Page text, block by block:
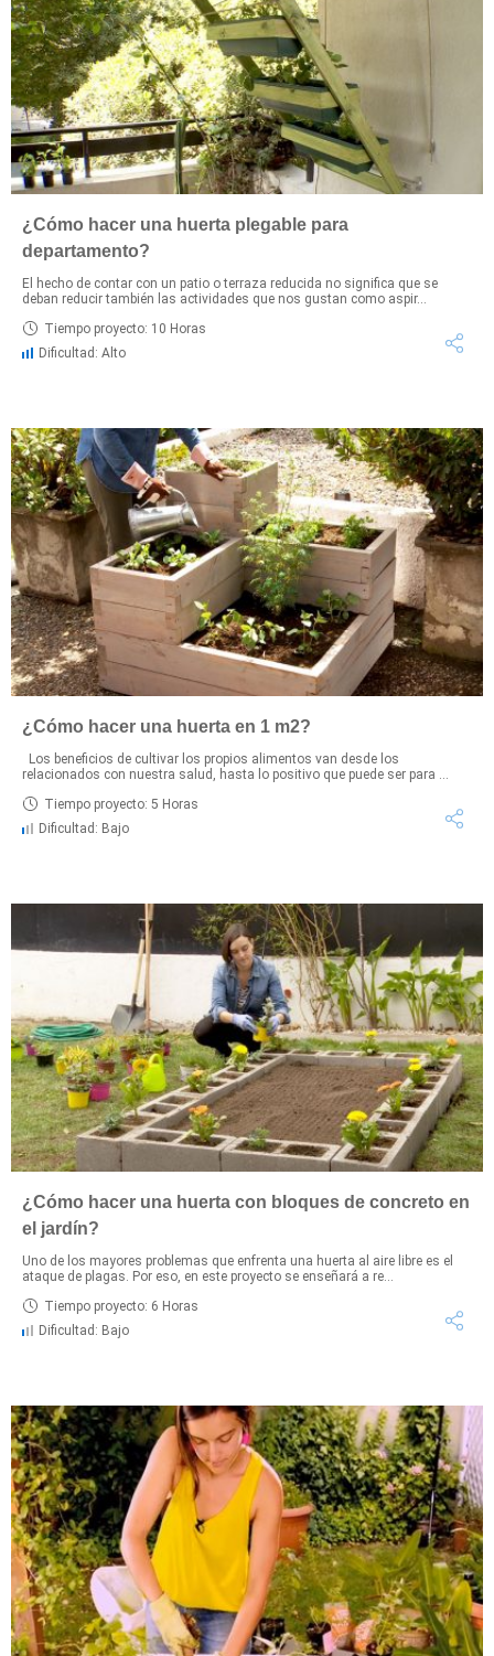
¿Cómo hacer una huerta plegable para
departamento?
El hecho de contar con un patio o terraza reducida no significa que se
deban reducir también las actividades que nos gustan como aspir...
Tiempo proyecto: 10 Horas
Dificultad: Alto
¿Cómo hacer una huerta en 1 m2?
Los beneficios de cultivar los propios alimentos van desde los
relacionados con nuestra salud, hasta lo positivo que puede ser para ...
Tiempo proyecto: 5 Horas
Dificultad: Bajo
¿Cómo hacer una huerta con bloques de concreto en
el jardín?
Uno de los mayores problemas que enfrenta una huerta al aire libre es el
ataque de plagas. Por eso, en este proyecto se enseñará a re...
Tiempo proyecto: 6 Horas
Dificultad: Bajo